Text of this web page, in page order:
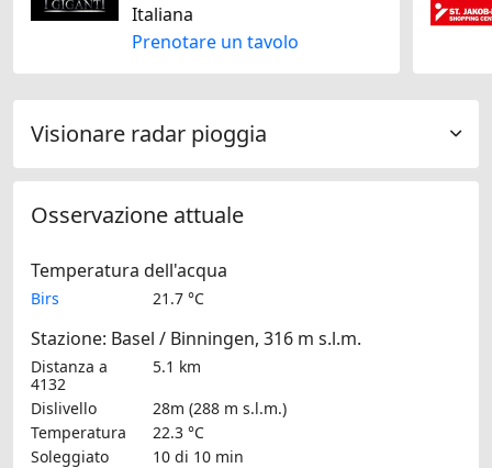
Italiana
Prenotare un tavolo
Visionare radar pioggia
Osservazione attuale
Temperatura dell'acqua
Birs 21.7 °C
Stazione: Basel / Binningen, 316 m s.l.m.
Distanza a
4132
5.1 km
Dislivello
28m (288 m s.l.m.)
Temperatura
22.3 °C
Soleggiato
10 di 10 min